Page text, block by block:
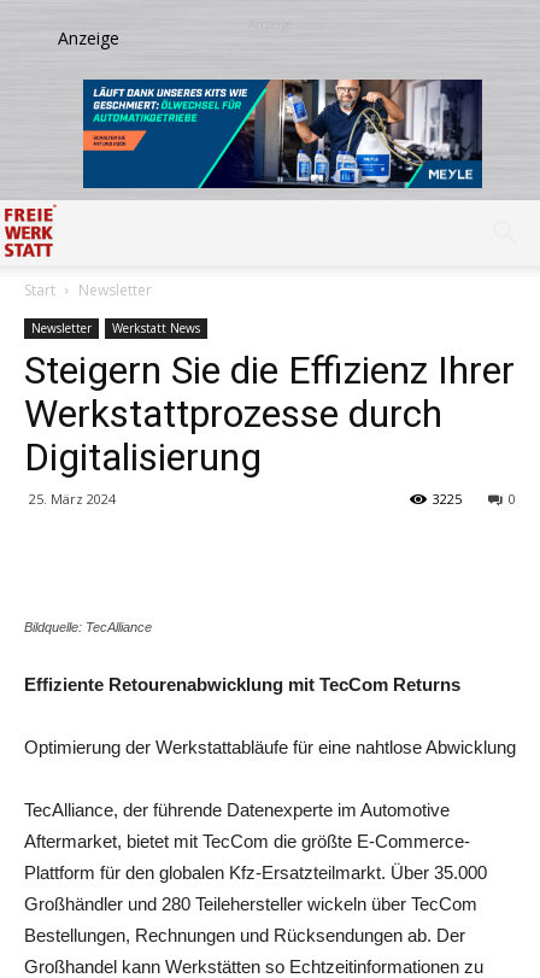
Start Newsletter
Newsletter Werkstatt News
Steigern Sie die Effizienz Ihrer
Werkstattprozesse durch
Digitalisierung
25. März 2024 0
3225
Bildquelle: TecAlliance
Effiziente Retourenabwicklung mit TecCom Returns
Optimierung der Werkstattabläufe für eine nahtlose Abwicklung
TecAlliance, der führende Datenexperte im Automotive
Aftermarket, bietet mit TecCom die größte E-Commerce-
Plattform für den globalen Kfz-Ersatzteilmarkt. Über 35.000
Großhändler und 280 Teilehersteller wickeln über TecCom
Bestellungen, Rechnungen und Rücksendungen ab. Der
Großhandel kann Werkstätten so Echtzeitinformationen zu